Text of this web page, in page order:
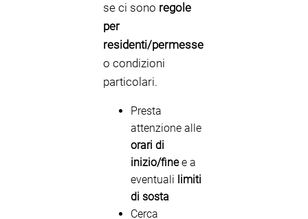
se ci sono regole
per
residenti/permesse
o condizioni
particolari.
Presta
attenzione alle
orari di
inizio/finee a
eventuali limiti
di sosta
Cerca